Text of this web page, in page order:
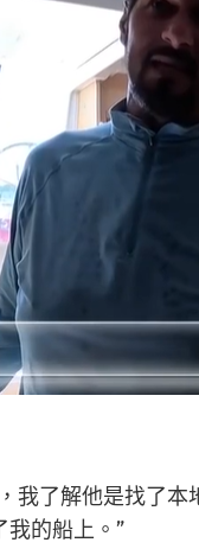
我了解他是找了
我的船上。”